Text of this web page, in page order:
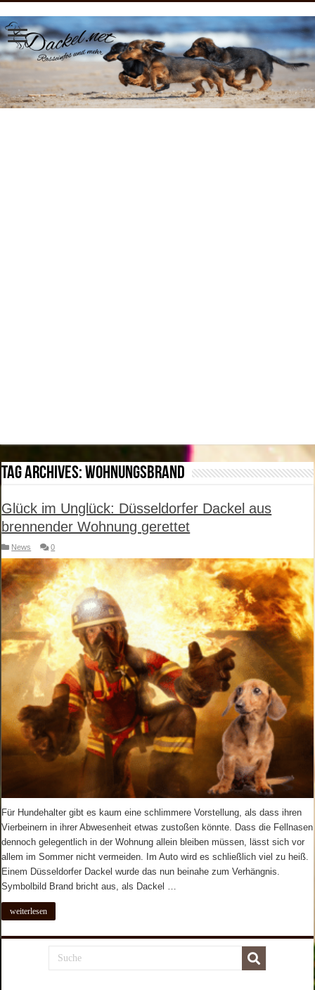
Tag Archives:Wohnungsbrand
Glück im Unglück: Düsseldorfer Dackel aus
brennender Wohnung gerettet
News 0
Für Hundehalter gibt es kaum eine schlimmere Vorstellung, als dass ihren
Vierbeinern in ihrer Abwesenheit etwas zustoßen könnte. Dass die Fellnasen
dennoch gelegentlich in der Wohnung allein bleiben müssen, lässt sich vor
allem im Sommer nicht vermeiden. Im Auto wird es schließlich viel zu heiß.
Einem Düsseldorfer Dackel wurde das nun beinahe zum Verhängnis.
Symbolbild Brand bricht aus, als Dackel …
weiterlesen